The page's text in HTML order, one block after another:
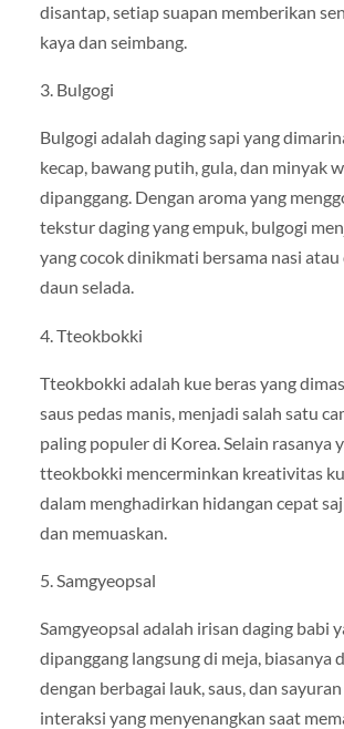
disantap, setiap suapan memberikan
kaya dan seimbang.
3. Bulgogi
Bulgogi adalah daging sapi yang
kecap, bawang putih, gula, dan minyak
dipanggang. Dengan aroma yang
tekstur daging yang empuk, bulgogi
yang cocok dinikmati bersama nasi
daun selada.
4. Tteokbokki
Tteokbokki adalah kue beras yang
saus pedas manis, menjadi salah satu
paling populer di Korea. Selain rasanya
tteokbokki mencerminkan kreativitas
dalam menghadirkan hidangan cepat
dan memuaskan.
5. Samgyeopsal
Samgyeopsal adalah irisan daging babi
dipanggang langsung di meja, biasanya
dengan berbagai lauk, saus, dan sayuran
interaksi yang menyenangkan saat